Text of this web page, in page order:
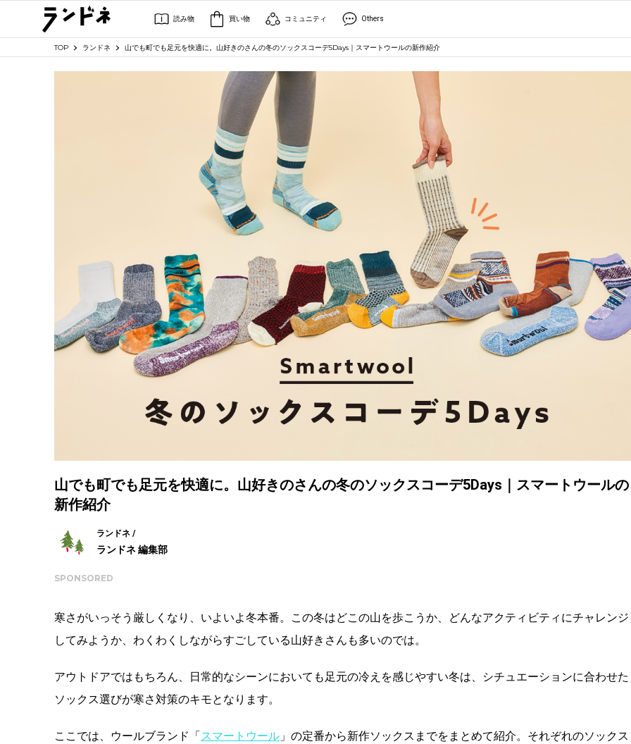
読み物 買い物 コミュニティ Others
TOP ランドネ 山でも町でも足元を快適に。山好きのさんの冬のソックスコーデ5Days｜スマートウールの新作紹介
山でも町でも足元を快適に。山好きのさんの冬のソックスコーデ5Days｜スマートウールの
新作紹介
ランドネ /
ランドネ 編集部
SPONSORED
寒さがいっそう厳しくなり、いよいよ冬本番。この冬はどこの山を歩こうか、どんなアクティビティにチャレンジ
してみようか、わくわくしながらすごしている山好きさんも多いのでは。
アウトドアではもちろん、日常的なシーンにおいても足元の冷えを感じやすい冬は、シチュエーションに合わせた
ソックス選びが寒さ対策のキモとなります。
ここでは、ウールブランド「 スマートウール 」の定番から新作ソックスまでをまとめて紹介。それぞれのソックス